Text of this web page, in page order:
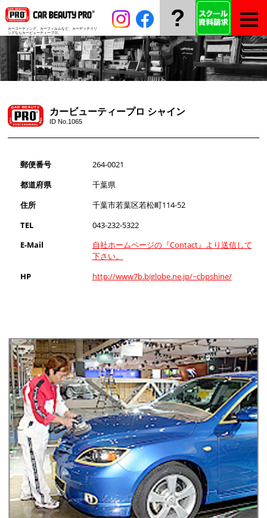
カーコーティング、カーフィルムなど、 カーディテイリ
ングならカービューティープロ。
?
カービューティープロ シャイン
ID No.1065
郵便番号
264-0021
都道府県
千葉県
住所
千葉市若葉区若松町114-52
TEL
043-232-5322
E-Mail
自社ホームページの『Contact』より送信して
下さい。
HP
http://www7b.biglobe.ne.jp/~cbpshine/